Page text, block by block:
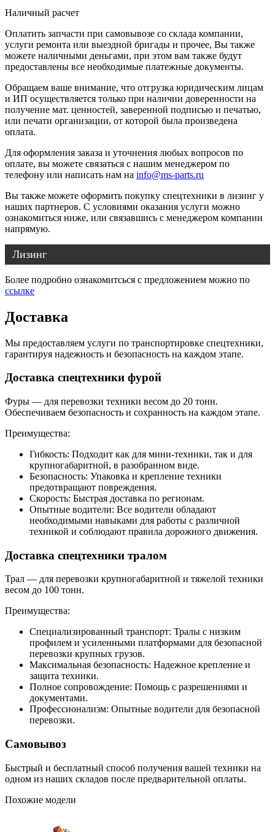
Наличный расчет
Оплатить запчасти при самовывозе со склада компании,
услуги ремонта или выездной бригады и прочее, Вы также
можете наличными деньгами, при этом вам также будут
предоставлены все необходимые платежные документы.
Обращаем ваше внимание, что отгрузка юридическим лицам
и ИП осуществляется только при наличии доверенности на
получение мат. ценностей, заверенной подписью и печатью,
или печати организации, от которой была произведена
оплата.
Для оформления заказа и уточнения любых вопросов по
оплате, вы можете связаться с нашим менеджером по
телефону или написать нам на info@ms-parts.ru
Вы также можете оформить покупку спецтехники в лизинг у
наших партнеров. С условиями оказания услуги можно
ознакомиться ниже, или связавшись с менеджером компании
напрямую.
Лизинг
Более подробно ознакомитсься с предложением можно по
ссылке
Доставка
Мы предоставляем услуги по транспортировке спецтехники,
гарантируя надежность и безопасность на каждом этапе.
Доставка спецтехники фурой
Фуры — для перевозки техники весом до 20 тонн.
Обеспечиваем безопасность и сохранность на каждом этапе.
Преимущества:
Гибкость: Подходит как для мини-техники, так и для
крупногабаритной, в разобранном виде.
Безопасность: Упаковка и крепление техники
предотвращают повреждения.
Скорость: Быстрая доставка по регионам.
Опытные водители: Все водители обладают
необходимыми навыками для работы с различной
техникой и соблюдают правила дорожного движения.
Доставка спецтехники тралом
Трал — для перевозки крупногабаритной и тяжелой техники
весом до 100 тонн.
Преимущества:
Специализированный транспорт: Тралы с низким
профилем и усиленными платформами для безопасной
перевозки крупных грузов.
Максимальная безопасность: Надежное крепление и
защита техники.
Полное сопровождение: Помощь с разрешениями и
документами.
Профессионализм: Опытные водители для безопасной
перевозки.
Самовывоз
Быстрый и бесплатный способ получения вашей техники на
одном из наших складов после предварительной оплаты.
Похожие модели